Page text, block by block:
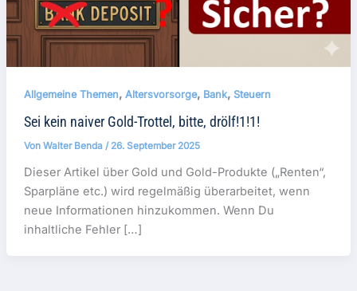
Allgemeine Themen, Altersvorsorge, Bank, Steuern
Sei kein naiver Gold-Trottel, bitte, drölf!1!1!
Von Walter Benda / 26. September 2025
Dieser Artikel über Gold und Gold-Produkte („Renten“,
Sparpläne etc.) wird regelmäßig überarbeitet, wenn
neue Informationen hinzukommen. Wenn Du
inhaltliche Fehler […]